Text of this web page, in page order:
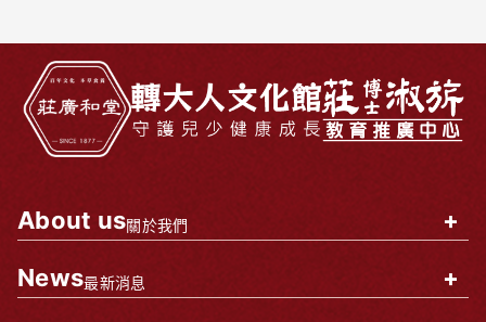
About us關於我們 +
News最新消息 +